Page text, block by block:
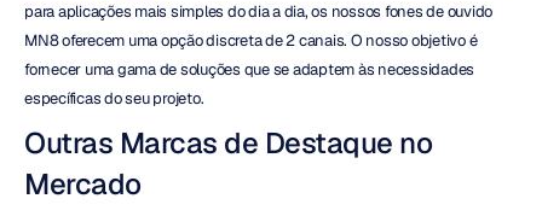
para aplicações mais simples do dia a dia, os nossos fones de ouvido
MN8 oferecem uma opção discreta de 2 canais. O nosso objetivo é
fornecer uma gama de soluções que se adaptem às necessidades
específicas do seu projeto.
Outras Marcas de Destaque no
Mercado